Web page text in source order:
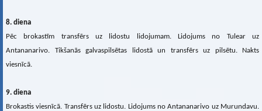
8. diena
Pēc brokastīm transfērs uz lidostu lidojumam. Lidojums no Tulear uz
Antananarivo. Tikšanās galvaspilsētas lidostā un transfērs uz pilsētu. Nakts
viesnīcā.
9. diena
Brokastis viesnīcā. Transfērs uz lidostu. Lidojums no Antananarivo uz Murundavu.